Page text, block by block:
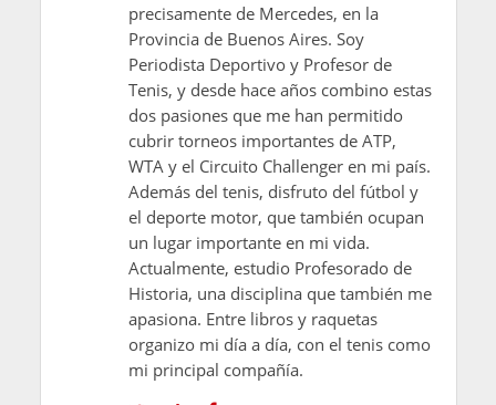
precisamente de Mercedes, en la
Provincia de Buenos Aires. Soy
Periodista Deportivo y Profesor de
Tenis, y desde hace años combino estas
dos pasiones que me han permitido
cubrir torneos importantes de ATP,
WTA y el Circuito Challenger en mi país.
Además del tenis, disfruto del fútbol y
el deporte motor, que también ocupan
un lugar importante en mi vida.
Actualmente, estudio Profesorado de
Historia, una disciplina que también me
apasiona. Entre libros y raquetas
organizo mi día a día, con el tenis como
mi principal compañía.